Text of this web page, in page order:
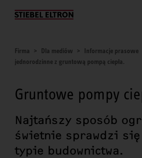
O nas
Firma Dla mediów Informacje prasowe
jednorodzinne z gruntową pompą ciepła.
Gruntowe pompy
Najtańszy sposób
świetnie sprawdzi się
typie budownictwa.